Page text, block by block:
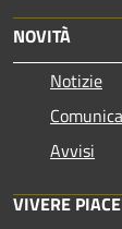
NOVITÀ
Notizie
Avvisi
VIVERE